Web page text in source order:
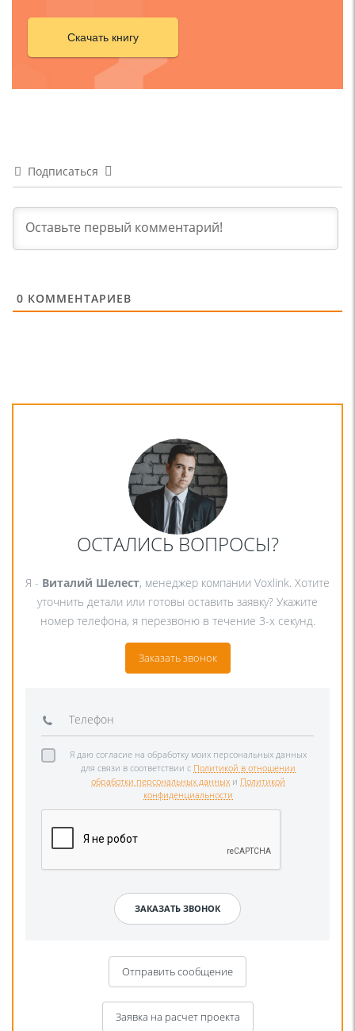
Скачать книгу
Подписаться
0 КОММЕНТАРИЕВ
ОСТАЛИСЬ ВОПРОСЫ?
Я - Виталий Шелест, менеджер компании Voxlink. Хотите
уточнить детали или готовы оставить заявку? Укажите
номер телефона, я перезвоню в течение 3-х секунд.
Заказать звонок
Я даю согласие на обработку моих персональных данных
для связи в соответствии с Политикой в отношении
обработки персональных данных и Политикой
конфиденциальности
Отправить сообщение
Заявка на расчет проекта